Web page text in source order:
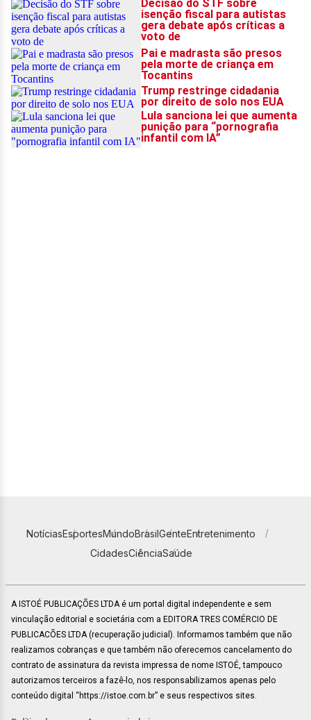
NotíciasEsportesMundoBrasilGenteEntretenimento
CidadesCiênciaSaúde
A ISTOÉ PUBLICAÇÕES LTDA é um portal digital independente e sem
vinculação editorial e societária com a EDITORA TRES COMÉRCIO DE
PUBLICACÕES LTDA (recuperação judicial). Informamos também que não
realizamos cobranças e que também não oferecemos cancelamento do
contrato de assinatura da revista impressa de nome ISTOÉ, tampouco
autorizamos terceiros a fazê-lo, nos responsabilizamos apenas pelo
conteúdo digital “https://istoe.com.br” e seus respectivos sites.